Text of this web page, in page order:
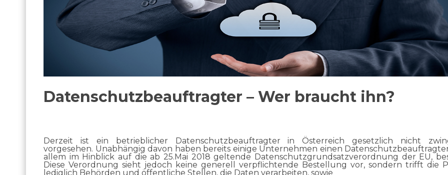
Datenschutzbeauftragter – Wer braucht ihn?
Derzeit ist ein betrieblicher Datenschutzbeauftragter in Österreich gesetzlich nicht
vorgesehen. Unabhängig davon haben bereits einige Unternehmen einen
allem im Hinblick auf die ab 25.Mai 2018 geltende Datenschutzgrundsatzverordnung der EU,
Diese Verordnung sieht jedoch keine generell verpflichtende Bestellung vor, sondern trifft die
lediglich Behörden und öffentliche Stellen, die Daten verarbeiten, sowie